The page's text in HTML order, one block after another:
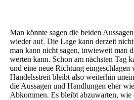
Man könnte sagen die beiden
wieder auf. Die Lage kann derzeit
man kann nicht sagen, inwieweit man
werten kann. Schon am nächsten Tag
und eine neue Richtung eingeschlagen
Handelsstreit bleibt also weiterhin
die Aussagen und Handlungen eher
Abkommen. Es bleibt abzuwarten, wie